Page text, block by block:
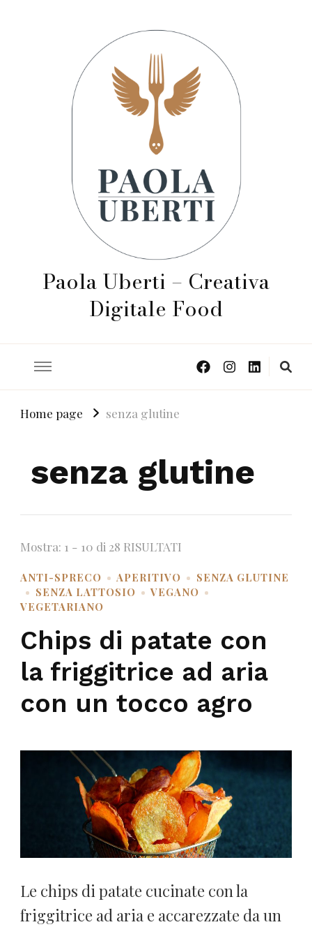
Paola Uberti – Creativa
Digitale Food
Home page senza glutine
senza glutine
Mostra: 1 - 10 di 28 RISULTATI
ANTI-SPRECO APERITIVO
SENZA GLUTINE
SENZA LATTOSIO
VEGANO
VEGETARIANO
Chips di patate con
la friggitrice ad aria
con un tocco agro
Le chips di patate cucinate con la
friggitrice ad aria e accarezzate da un